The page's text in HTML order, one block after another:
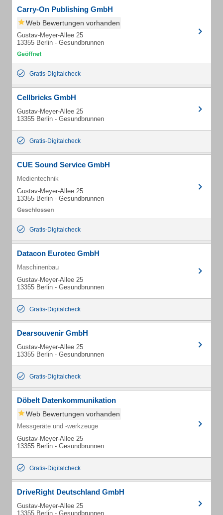
Carry-On Publishing GmbH
Web Bewertungen vorhanden
Gustav-Meyer-Allee 25
13355 Berlin - Gesundbrunnen
Gratis-Digitalcheck
Cellbricks GmbH
Gustav-Meyer-Allee 25
13355 Berlin - Gesundbrunnen
Gratis-Digitalcheck
CUE Sound Service GmbH
Medientechnik
Gustav-Meyer-Allee 25
13355 Berlin - Gesundbrunnen
Gratis-Digitalcheck
Datacon Eurotec GmbH
Maschinenbau
Gustav-Meyer-Allee 25
13355 Berlin - Gesundbrunnen
Gratis-Digitalcheck
Dearsouvenir GmbH
Gustav-Meyer-Allee 25
13355 Berlin - Gesundbrunnen
Gratis-Digitalcheck
Döbelt Datenkommunikation
Web Bewertungen vorhanden
Messgeräte und -werkzeuge
Gustav-Meyer-Allee 25
13355 Berlin - Gesundbrunnen
Gratis-Digitalcheck
DriveRight Deutschland GmbH
Gustav-Meyer-Allee 25
13355 Berlin - Gesundbrunnen